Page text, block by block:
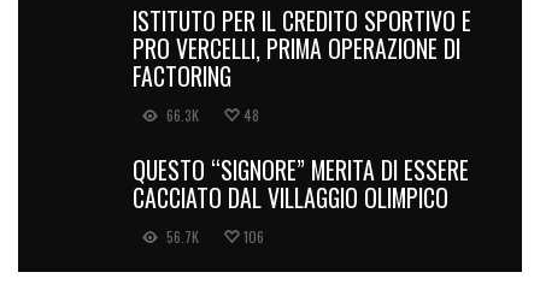
ISTITUTO PER IL CREDITO SPORTIVO E
PRO VERCELLI, PRIMA OPERAZIONE DI
FACTORING
66.3K 48
QUESTO “SIGNORE” MERITA DI ESSERE
CACCIATO DAL VILLAGGIO OLIMPICO
56.7K 106